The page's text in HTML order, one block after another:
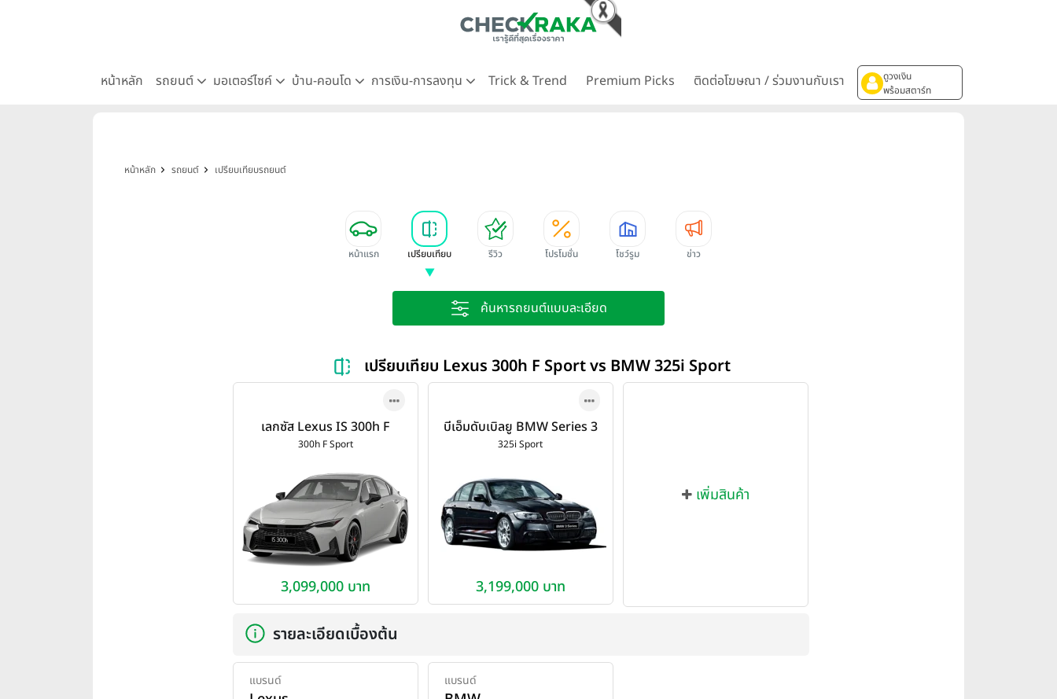
หน้าหลัก รถยนต์ มอเตอร์ไซค์ บ้าน-คอนโด การเงิน-การลงทุน Trick & Trend Premium Picks ติดต่อโฆษณา / ร่วมงานกับเรา
ดูวงเงิน
พร้อมสตาร์ท
หน้าหลัก รถยนต์ เปรียบเทียบรถยนต์
หน้าแรก เปรียบเทียบ รีวิว โปรโมชั่น โชว์รูม ข่าว
ค้นหารถยนต์แบบละเอียด
เปรียบเทียบ Lexus 300h F Sport vs BMW 325i Sport
เลกซัส Lexus IS 300h F
Sport ปี 2026
300h F Sport
3,099,000 บาท
บีเอ็มดับเบิลยู BMW Series 3
325i Sport ปี 2010
325i Sport
3,199,000 บาท
เพิ่มสินค้า
รายละเอียดเบื้องต้น
แบรนด์ แบรนด์